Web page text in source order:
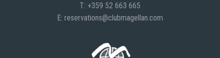
T: +359 52 663 665
E: reservations@clubmagellan.com